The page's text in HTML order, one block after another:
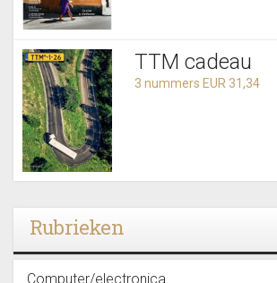
TTM cadeau
3 nummers EUR 31,34
Rubrieken
Computer/electronica